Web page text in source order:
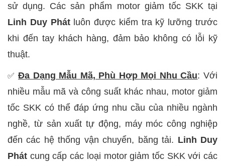
sử dụng. Các sản phẩm motor giảm tốc SKK tại
Linh Duy Phátluôn được kiểm tra kỹ lưỡng trước
khi đến tay khách hàng, đảm bảo không có lỗi kỹ
thuật.
✅Đa Dạng Mẫu Mã, Phù Hợp Mọi Nhu Cầu: Với
nhiều mẫu mã và công suất khác nhau, motor giảm
tốc SKK có thể đáp ứng nhu cầu của nhiều ngành
nghề, từ sản xuất tự động, máy móc công nghiệp
đến các hệ thống vận chuyển, băng tải. Linh Duy
Phát cung cấp các loại motor giảm tốc SKK với các